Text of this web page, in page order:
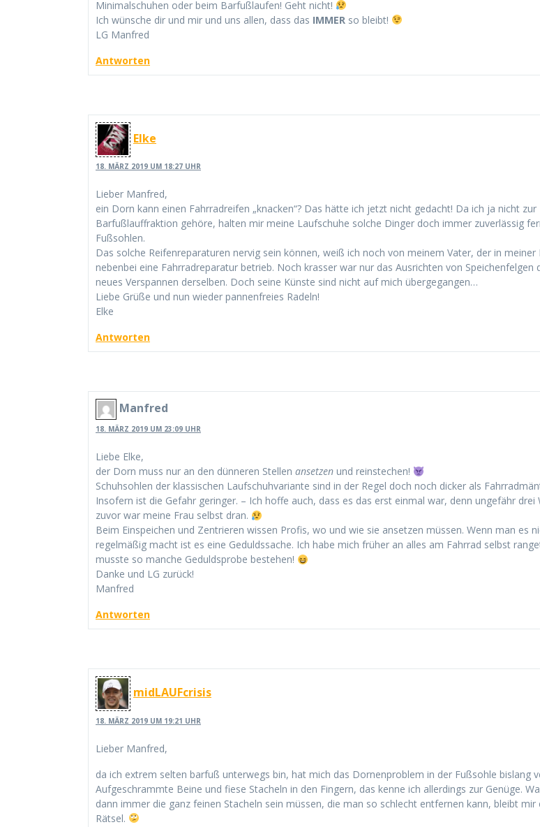
Minimalschuhen oder beim Barfußlaufen! Geht nicht!
Ich wünsche dir und mir und uns allen, dass das IMMER so bleibt!
LG Manfred
Antworten
Elke
18. MÄRZ 2019 UM 18:27 UHR
Lieber Manfred,
ein Dorn kann einen Fahrradreifen „knacken“? Das hätte ich jetzt nicht gedacht! Da ich ja nicht zur
Barfußlauffraktion gehöre, halten mir meine Laufschuhe solche Dinger doch immer zuverlässig
Fußsohlen.
Das solche Reifenreparaturen nervig sein können, weiß ich noch von meinem Vater, der in meiner
nebenbei eine Fahrradreparatur betrieb. Noch krasser war nur das Ausrichten von Speichenfelgen
neues Verspannen derselben. Doch seine Künste sind nicht auf mich übergegangen…
Liebe Grüße und nun wieder pannenfreies Radeln!
Elke
Antworten
Manfred
18. MÄRZ 2019 UM 23:09 UHR
Liebe Elke,
der Dorn muss nur an den dünneren Stellen ansetzen und reinstechen!
Schuhsohlen der klassischen Laufschuhvariante sind in der Regel doch noch dicker als
Insofern ist die Gefahr geringer. – Ich hoffe auch, dass es das erst einmal war, denn ungefähr drei
zuvor war meine Frau selbst dran.
Beim Einspeichen und Zentrieren wissen Profis, wo und wie sie ansetzen müssen. Wenn man es
regelmäßig macht ist es eine Geduldssache. Ich habe mich früher an alles am Fahrrad selbst
musste so manche Geduldsprobe bestehen!
Danke und LG zurück!
Manfred
Antworten
midLAUFcrisis
18. MÄRZ 2019 UM 19:21 UHR
Lieber Manfred,
da ich extrem selten barfuß unterwegs bin, hat mich das Dornenproblem in der Fußsohle bislang
Aufgeschrammte Beine und fiese Stacheln in den Fingern, das kenne ich allerdings zur Genüge.
dann immer die ganz feinen Stacheln sein müssen, die man so schlecht entfernen kann, bleibt mir
Rätsel.